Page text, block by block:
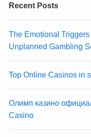
Recent Posts
The Emotional
Unplanned Gambling
Top Online Casinos in
Олимп казино
Casino